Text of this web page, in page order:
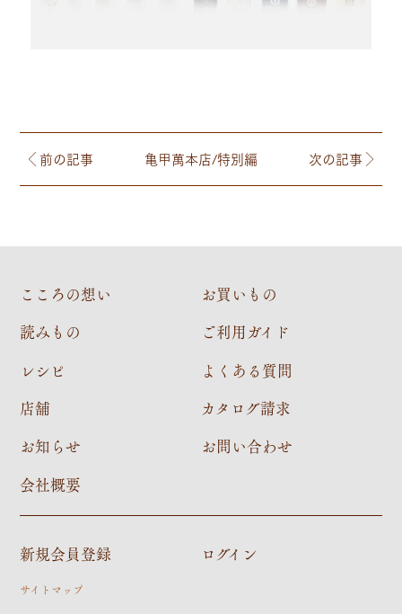
前の記事 亀甲萬本店/特別編 次の記事
こころの想い
読みもの
レシピ
店舗
お知らせ
会社概要
お買いもの
ご利用ガイド
よくある質問
カタログ請求
お問い合わせ
新規会員登録 ログイン
サイトマップ